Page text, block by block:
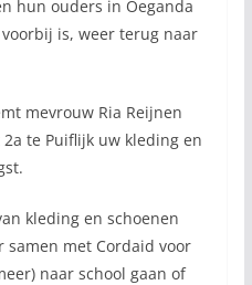
hun ouders in Oeganda
is, weer terug naar
mevrouw Ria Reijnen
te Puiflijk uw kleding en
kleding en schoenen
samen met Cordaid voor
naar school gaan of